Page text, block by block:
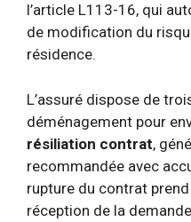
l’article L113-16, qui
de modification du
résidence.
L’assuré dispose de
déménagement pour
résiliation contrat,
recommandée avec
rupture du contrat
réception de la